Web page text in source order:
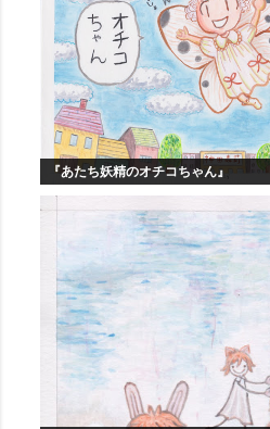
『あたち妖精のオチコちゃん』